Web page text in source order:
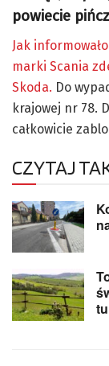
powiecie
Jak
marki Scania
Skoda. Do
krajowej nr 78.
całkowicie
CZYTAJ